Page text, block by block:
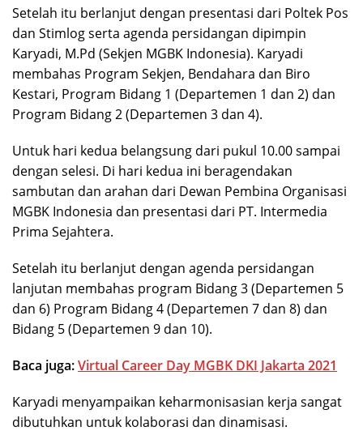
Setelah itu berlanjut dengan presentasi dari Poltek Pos
dan Stimlog serta agenda persidangan dipimpin
Karyadi, M.Pd (Sekjen MGBK Indonesia). Karyadi
membahas Program Sekjen, Bendahara dan Biro
Kestari, Program Bidang 1 (Departemen 1 dan 2) dan
Program Bidang 2 (Departemen 3 dan 4).
Untuk hari kedua belangsung dari pukul 10.00 sampai
dengan selesi. Di hari kedua ini beragendakan
sambutan dan arahan dari Dewan Pembina Organisasi
MGBK Indonesia dan presentasi dari PT. Intermedia
Prima Sejahtera.
Setelah itu berlanjut dengan agenda persidangan
lanjutan membahas program Bidang 3 (Departemen 5
dan 6) Program Bidang 4 (Departemen 7 dan 8) dan
Bidang 5 (Departemen 9 dan 10).
Baca juga:Virtual Career Day MGBK DKI Jakarta 2021
Karyadi menyampaikan keharmonisasian kerja sangat
dibutuhkan untuk kolaborasi dan dinamisasi.